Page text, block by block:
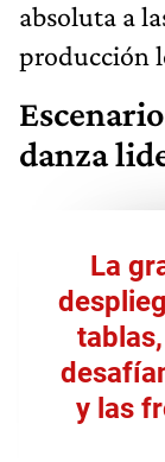
absoluta a
producción
danza
La
y las